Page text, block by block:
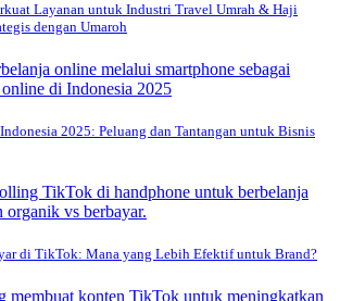
Layanan untuk Industri Travel Umrah & Haji
dengan Umaroh
2025: Peluang dan Tantangan untuk Bisnis
di TikTok: Mana yang Lebih Efektif untuk Brand?